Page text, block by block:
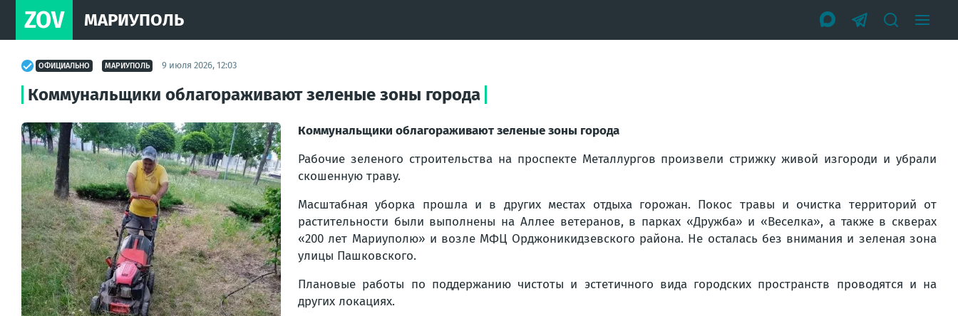
ZOV МАРИУПОЛЬ
ОФИЦИАЛЬНО МАРИУПОЛЬ 9 июля 2026, 12:03
Коммунальщики облагораживают зеленые зоны города
Коммунальщики облагораживают зеленые зоны города
Рабочие зеленого строительства на проспекте Металлургов произвели стрижку живой изгороди и убрали
скошенную траву.
Масштабная уборка прошла и в других местах отдыха горожан. Покос травы и очистка территорий от
растительности были выполнены на Аллее ветеранов, в парках «Дружба» и «Веселка», а также в скверах
«200 лет Мариуполю» и возле МФЦ Орджоникидзевского района. Не осталась без внимания и зеленая зона
улицы Пашковского.
Плановые работы по поддержанию чистоты и эстетичного вида городских пространств проводятся и на
других локациях.